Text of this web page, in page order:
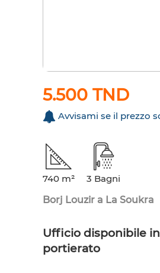
5.500 TND
Avvisami se il prezzo
740 m²
3 Bagni
Borj Louzir a La Soukra
Ufficio disponibile
portierato